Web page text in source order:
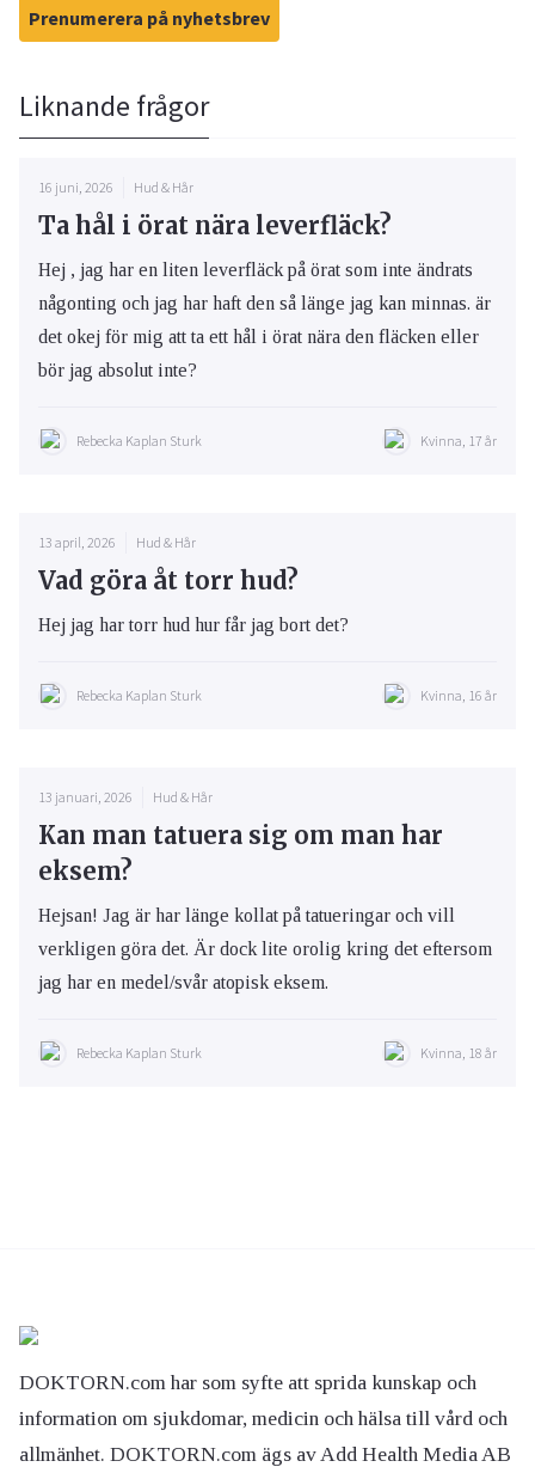
Prenumerera på nyhetsbrev
Liknande frågor
16 juni, 2026 Hud & Hår
Ta hål i örat nära leverfläck?
Hej , jag har en liten leverfläck på örat som inte ändrats
någonting och jag har haft den så länge jag kan minnas. är
det okej för mig att ta ett hål i örat nära den fläcken eller
bör jag absolut inte?
Rebecka Kaplan Sturk Kvinna, 17 år
13 april, 2026 Hud & Hår
Vad göra åt torr hud?
Hej jag har torr hud hur får jag bort det?
Rebecka Kaplan Sturk Kvinna, 16 år
13 januari, 2026 Hud & Hår
Kan man tatuera sig om man har
eksem?
Hejsan! Jag är har länge kollat på tatueringar och vill
verkligen göra det. Är dock lite orolig kring det eftersom
jag har en medel/svår atopisk eksem.
Rebecka Kaplan Sturk Kvinna, 18 år
DOKTORN.com har som syfte att sprida kunskap och
information om sjukdomar, medicin och hälsa till vård och
allmänhet. DOKTORN.com ägs av Add Health Media AB